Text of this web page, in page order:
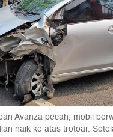
Avanza pecah, mobil
naik ke atas trotoar.